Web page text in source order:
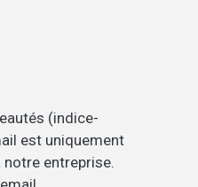
(indice-
est uniquement
entreprise.